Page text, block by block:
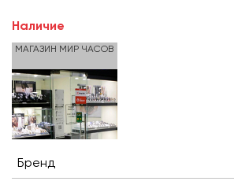
Наличие
МАГАЗИН МИР ЧАСОВ
Бренд